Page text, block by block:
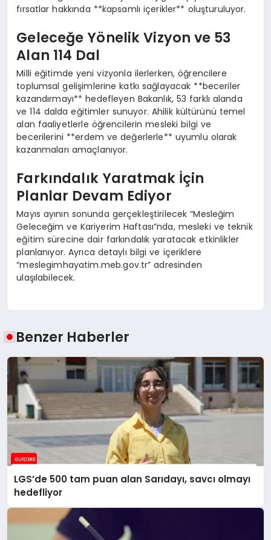
fırsatlar hakkında **kapsamlı içerikler** oluşturuluyor.
Geleceğe Yönelik Vizyon ve 53
Alan 114 Dal
Milli eğitimde yeni vizyonla ilerlerken, öğrencilere
toplumsal gelişimlerine katkı sağlayacak **beceriler
kazandırmayı** hedefleyen Bakanlık, 53 farklı alanda
ve 114 dalda eğitimler sunuyor. Ahilik kültürünü temel
alan faaliyetlerle öğrencilerin mesleki bilgi ve
becerilerini **erdem ve değerlerle** uyumlu olarak
kazanmaları amaçlanıyor.
Farkındalık Yaratmak İçin
Planlar Devam Ediyor
Mayıs ayının sonunda gerçekleştirilecek “Mesleğim
Geleceğim ve Kariyerim Haftası”nda, mesleki ve teknik
eğitim sürecine dair farkındalık yaratacak etkinlikler
planlanıyor. Ayrıca detaylı bilgi ve içeriklere
“meslegimhayatim.meb.gov.tr” adresinden
ulaşılabilecek.
Benzer Haberler
LGS’de 500 tam puan alan Sarıdayı, savcı olmayı
hedefliyor